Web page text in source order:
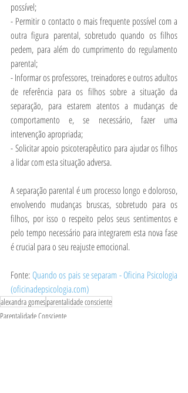
possível;
- Permitir o contacto o mais frequente possível com a
outra figura parental, sobretudo quando os filhos
pedem, para além do cumprimento do regulamento
parental;
- Informar os professores, treinadores e outros adultos
de referência para os filhos sobre a situação da
separação, para estarem atentos a mudanças de
comportamento e, se necessário, fazer uma
intervenção apropriada;
- Solicitar apoio psicoterapêutico para ajudar os filhos
a lidar com esta situação adversa.
A separação parental é um processo longo e doloroso,
envolvendo mudanças bruscas, sobretudo para os
filhos, por isso o respeito pelos seus sentimentos e
pelo tempo necessário para integrarem esta nova fase
é crucial para o seu reajuste emocional.
Fonte: Quando os pais se separam - Oficina Psicologia
(oficinadepsicologia.com)
alexandra gomesparentalidade consciente
Parentalidade Consciente